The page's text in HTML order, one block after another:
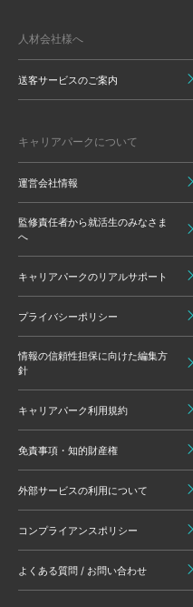
人材会社様へ
送客サービスのご案内
キャリアパークについて
運営会社情報
監修責任者から就活生のみなさま
へ
キャリアパークのリアルサポート
プライバシーポリシー
情報の信頼性担保に向けた編集方
針
キャリアパーク利用規約
免責事項・知的財産権
外部サービスの利用について
コンプライアンスポリシー
よくある質問 / お問い合わせ